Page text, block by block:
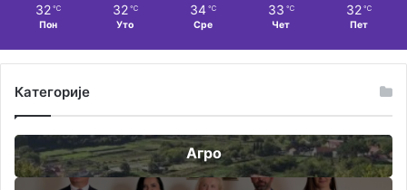
32 ℃
Пон
32 ℃
Уто
34 ℃
Сре
33 ℃
Чет
32 ℃
Пет
Категорије
Агро